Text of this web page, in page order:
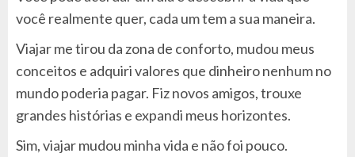
você realmente quer, cada um tem a sua maneira.
Viajar me tirou da zona de conforto, mudou meus
conceitos e adquiri valores que dinheiro nenhum no
mundo poderia pagar. Fiz novos amigos, trouxe
grandes histórias e expandi meus horizontes.
Sim, viajar mudou minha vida e não foi pouco.